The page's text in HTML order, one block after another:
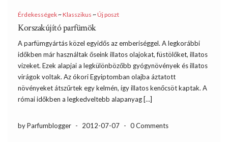
Érdekességek~Klasszikus ~Új poszt
Korszakújító parfümök
A parfümgyártás közel egyidős az emberiséggel. A legkorábbi
időkben már használtak őseink illatos olajokat, füstölőket, illatos
vizeket. Ezek alapjai a legkülönbözőbb gyógynövények és illatos
virágok voltak. Az ókori Egyiptomban olajba áztatott
növényeket átszűrtek egy kelmén, így illatos kenőcsöt kaptak. A
római időkben a legkedveltebb alapanyag […]
by Parfumblogger - 2012-07-07 - 0 Comments